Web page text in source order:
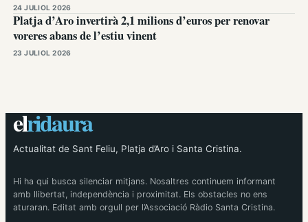
24 JULIOL 2026
Platja d’Aro invertirà 2,1 milions d’euros per renovar
voreres abans de l’estiu vinent
23 JULIOL 2026
elridaura
Actualitat de Sant Feliu, Platja d’Aro i Santa Cristina.
Hi ha qui busca silenciar mitjans. Nosaltres continuem informant
amb llibertat, independència i proximitat. Els obstacles no ens
aturaran. Editat amb orgull per l’Associació Ràdio Santa Cristina.